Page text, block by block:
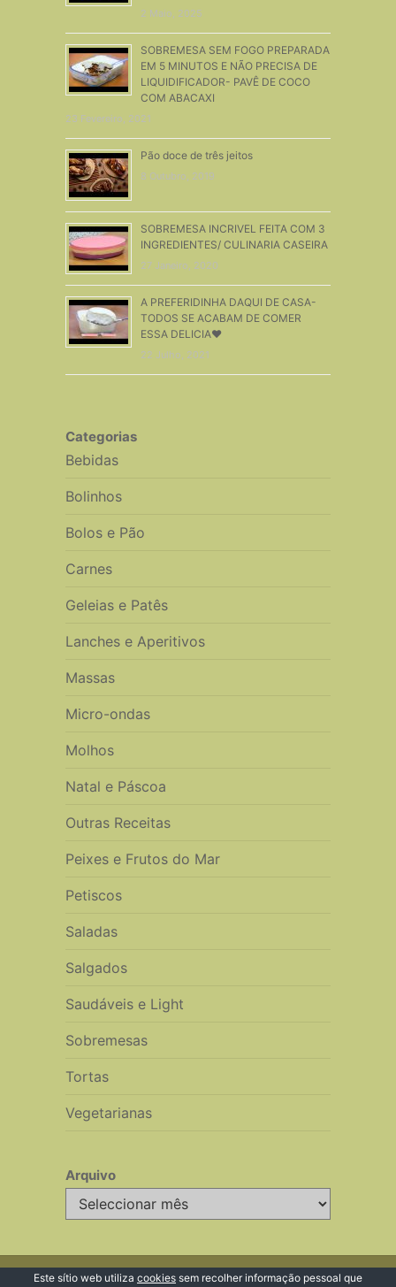
2 Maio, 2025
SOBREMESA SEM FOGO PREPARADA
EM 5 MINUTOS E NÃO PRECISA DE
LIQUIDIFICADOR- PAVÊ DE COCO
COM ABACAXI
23 Fevereiro, 2021
Pão doce de três jeitos
8 Outubro, 2019
SOBREMESA INCRIVEL FEITA COM 3
INGREDIENTES/ CULINARIA CASEIRA
27 Janeiro, 2020
A PREFERIDINHA DAQUI DE CASA-
TODOS SE ACABAM DE COMER
ESSA DELICIA♥
22 Julho, 2021
Categorias
Bebidas
Bolinhos
Bolos e Pão
Carnes
Geleias e Patês
Lanches e Aperitivos
Massas
Micro-ondas
Molhos
Natal e Páscoa
Outras Receitas
Peixes e Frutos do Mar
Petiscos
Saladas
Salgados
Saudáveis e Light
Sobremesas
Tortas
Vegetarianas
Arquivo
Arquivo
© 2026 Receitas de Cozinha
Este sítio web utiliza cookies sem recolher informação pessoal que